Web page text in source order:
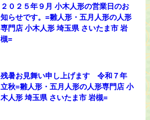
２０２５年９月 小木人形の営業日のお
知らせです。=雛人形・五月人形の人形
専門店 小木人形 埼玉県 さいたま市 岩
槻=
残暑お見舞い申し上げます 令和７年
立秋=雛人形・五月人形の人形専門店 小
木人形 埼玉県 さいたま市 岩槻=